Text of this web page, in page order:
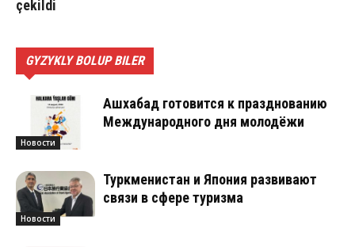
çekildi
GYZYKLY BOLUP BILER
Новости
Ашхабад готовится к празднованию
Международного дня молодёжи
Новости
Туркменистан и Япония развивают
связи в сфере туризма